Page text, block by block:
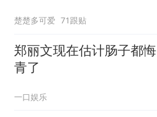
楚楚多可爱 71跟贴
郑丽文现在估计肠子都悔
青了
一口娱乐